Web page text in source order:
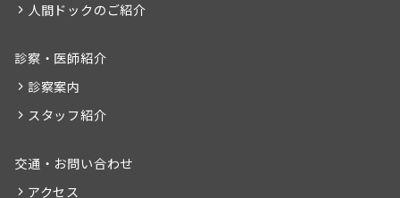
人間ドックのご紹介
診察・医師紹介
診察案内
スタッフ紹介
交通・お問い合わせ
アクセス